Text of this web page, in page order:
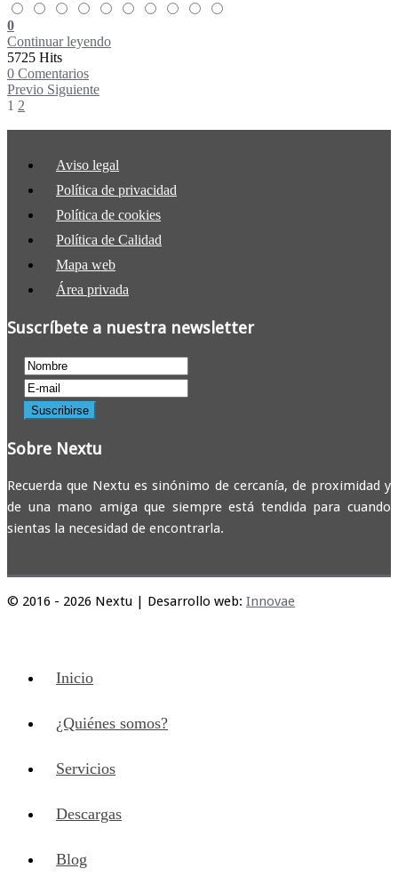
0
Continuar leyendo
5725 Hits
0 Comentarios
Previo Siguiente
1 2
Aviso legal
Política de privacidad
Política de cookies
Política de Calidad
Mapa web
Área privada
Suscríbete a nuestra newsletter
Sobre Nextu
Recuerda que Nextu es sinónimo de cercanía, de proximidad y
de una mano amiga que siempre está tendida para cuando
sientas la necesidad de encontrarla.
© 2016 - 2026 Nextu | Desarrollo web: Innovae
Inicio
¿Quiénes somos?
Servicios
Descargas
Blog